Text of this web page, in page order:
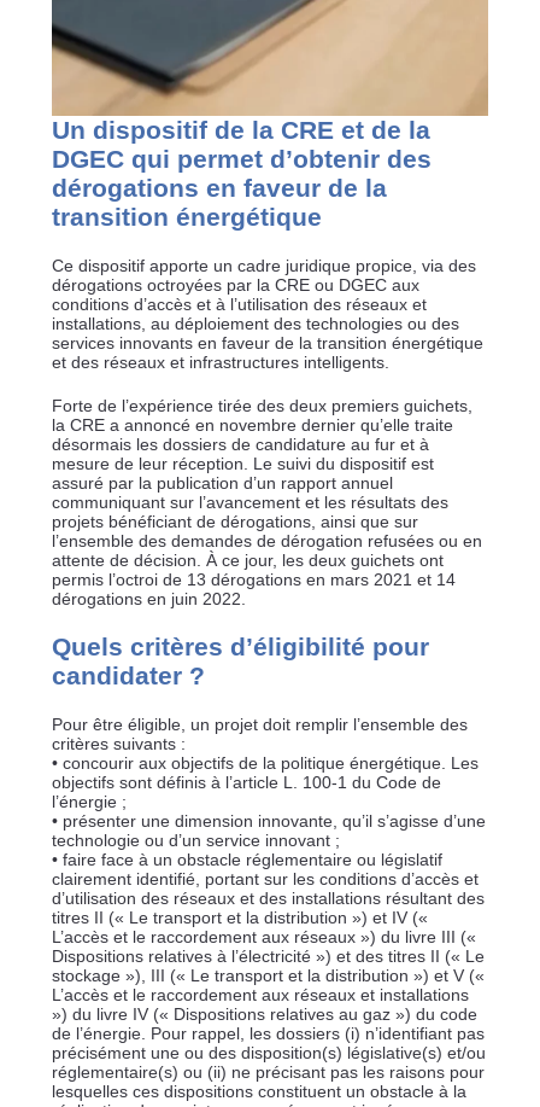
Un dispositif de la CRE et de la
DGEC qui permet d’obtenir des
dérogations en faveur de la
transition énergétique
Ce dispositif apporte un cadre juridique propice, via des
dérogations octroyées par la CRE ou DGEC aux
conditions d’accès et à l’utilisation des réseaux et
installations, au déploiement des technologies ou des
services innovants en faveur de la transition énergétique
et des réseaux et infrastructures intelligents.
Forte de l’expérience tirée des deux premiers guichets,
la CRE a annoncé en novembre dernier qu’elle traite
désormais les dossiers de candidature au fur et à
mesure de leur réception. Le suivi du dispositif est
assuré par la publication d’un rapport annuel
communiquant sur l’avancement et les résultats des
projets bénéficiant de dérogations, ainsi que sur
l’ensemble des demandes de dérogation refusées ou en
attente de décision. À ce jour, les deux guichets ont
permis l’octroi de 13 dérogations en mars 2021 et 14
dérogations en juin 2022.
Quels critères d’éligibilité pour
candidater ?
Pour être éligible, un projet doit remplir l’ensemble des
critères suivants :
• concourir aux objectifs de la politique énergétique. Les
objectifs sont définis à l’article L. 100-1 du Code de
l’énergie ;
• présenter une dimension innovante, qu’il s’agisse d’une
technologie ou d’un service innovant ;
• faire face à un obstacle réglementaire ou législatif
clairement identifié, portant sur les conditions d’accès et
d’utilisation des réseaux et des installations résultant des
titres II (« Le transport et la distribution ») et IV («
L’accès et le raccordement aux réseaux ») du livre III («
Dispositions relatives à l’électricité ») et des titres II (« Le
stockage »), III (« Le transport et la distribution ») et V («
L’accès et le raccordement aux réseaux et installations
») du livre IV (« Dispositions relatives au gaz ») du code
de l’énergie. Pour rappel, les dossiers (i) n’identifiant pas
précisément une ou des disposition(s) législative(s) et/ou
réglementaire(s) ou (ii) ne précisant pas les raisons pour
lesquelles ces dispositions constituent un obstacle à la